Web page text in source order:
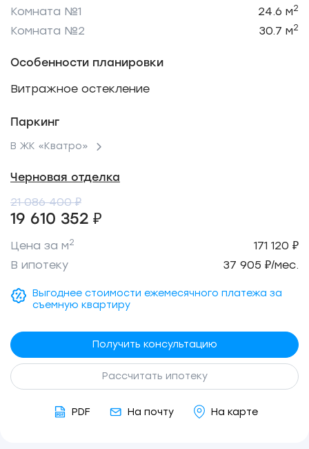
Комната №1 24.6 м2
Комната №2 30.7 м2
Особенности планировки
Витражное остекление
Паркинг
В ЖК «Кватро»
Черновая отделка
19 610 352 ₽
21 086 400 ₽
Цена за м2
171 120 ₽
В ипотеку
37 905 ₽/мес.
Выгоднее стоимости ежемесячного платежа за
съемную квартиру
Получить консультацию
Рассчитать ипотеку
PDF На почту На карте